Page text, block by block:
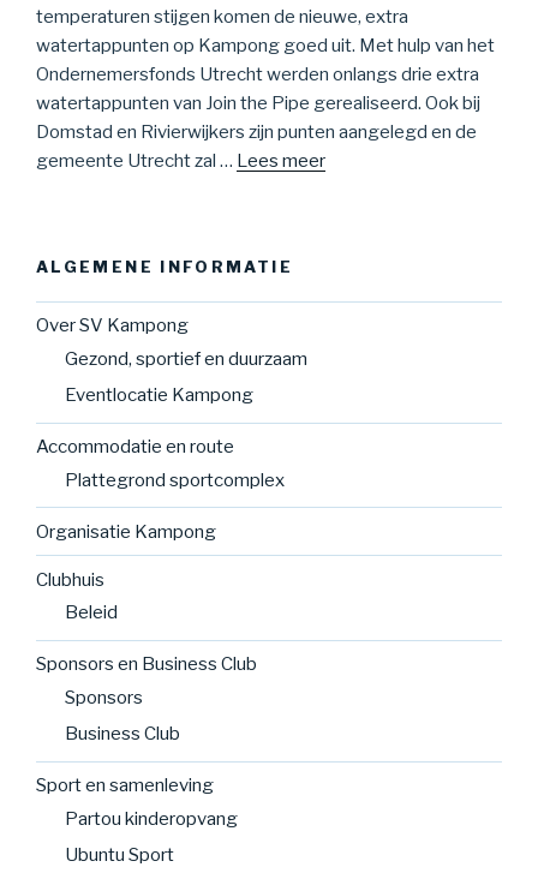
temperaturen stijgen komen de nieuwe, extra
watertappunten op Kampong goed uit. Met hulp van het
Ondernemersfonds Utrecht werden onlangs drie extra
watertappunten van Join the Pipe gerealiseerd. Ook bij
Domstad en Rivierwijkers zijn punten aangelegd en de
gemeente Utrecht zal … Lees meer
ALGEMENE INFORMATIE
Over SV Kampong
Gezond, sportief en duurzaam
Eventlocatie Kampong
Accommodatie en route
Plattegrond sportcomplex
Organisatie Kampong
Clubhuis
Beleid
Sponsors en Business Club
Sponsors
Business Club
Sport en samenleving
Partou kinderopvang
Ubuntu Sport